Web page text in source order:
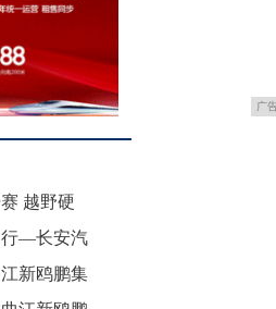
广
越野硬
行—长安汽
新鸥鹏集